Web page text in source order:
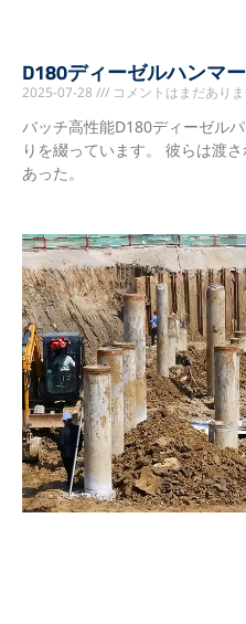
D180ディーゼルハンマ
2025-07-28 コメントはまだあり
バッチ高性能D180ディーゼル
りを綴っています。 彼らは渡
あった。